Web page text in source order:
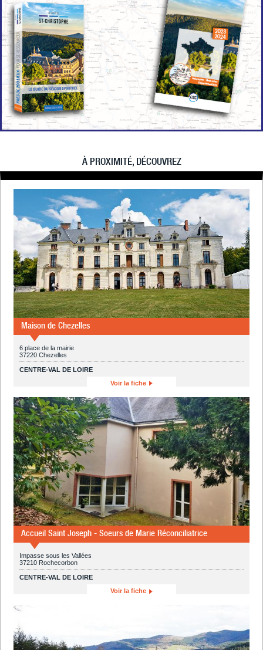
À PROXIMITÉ, DÉCOUVREZ
Maison de Chezelles
6 place de la mairie
37220 Chezelles
CENTRE-VAL DE LOIRE
Voir la fiche
Accueil Saint Joseph - Soeurs de Marie Réconciliatrice
Impasse sous les Vallées
37210 Rochecorbon
CENTRE-VAL DE LOIRE
Voir la fiche